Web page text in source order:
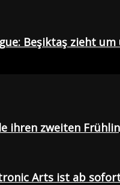
Beşiktaş zieht
ihren zweiten
Arts ist ab